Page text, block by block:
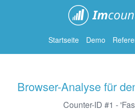
Startseite Demo
Browser-Analyse für
Counter-ID #1 -